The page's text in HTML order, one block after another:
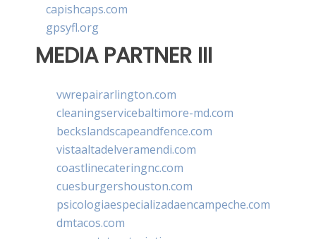
capishcaps.com
gpsyfl.org
MEDIA PARTNER III
vwrepairarlington.com
cleaningservicebaltimore-md.com
beckslandscapeandfence.com
vistaaltadelveramendi.com
coastlinecateringnc.com
cuesburgershouston.com
psicologiaespecializadaencampeche.com
dmtacos.com